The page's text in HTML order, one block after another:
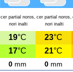
cer partial noros,
nori inalti
cer partial noros,
nori inalti
19°C 23°C
17°C 21°C
0 mm 0 mm